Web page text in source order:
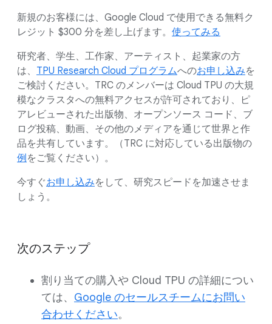
新規のお客様には、Google Cloud で使用できる無料ク
レジット $300 分を差し上げます。 使ってみる
研究者、学生、工作家、アーティスト、起業家の方
は、 TPU Research Cloud プログラムへのお申し込みを
ご検討ください。TRC のメンバーは Cloud TPU の大規
模なクラスタへの無料アクセスが許可されており、ピ
アレビューされた出版物、オープンソース コード、ブ
ログ投稿、動画、その他のメディアを通じて世界と作
品を共有しています。（TRC に対応している出版物の
例 をご覧ください）。
今すぐお申し込みをして、研究スピードを加速させま
しょう。
次のステップ
割り当ての購入や Cloud TPU の詳細につい
ては、 Google のセールスチームにお問い
合わせください。